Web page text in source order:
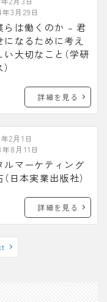
3月29日
らは働くのか – 君
になるために考え
い大切なこと（学研
詳細を見る
2月1日
8月11日
ルマーケティング
日本実業出版社）
詳細を見る